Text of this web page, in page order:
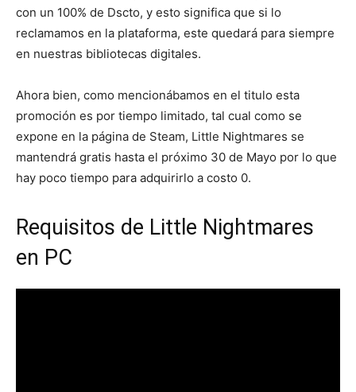
con un 100% de Dscto, y esto significa que si lo
reclamamos en la plataforma, este quedará para siempre
en nuestras bibliotecas digitales.
Ahora bien, como mencionábamos en el titulo esta
promoción es por tiempo limitado, tal cual como se
expone en la página de Steam, Little Nightmares se
mantendrá gratis hasta el próximo 30 de Mayo por lo que
hay poco tiempo para adquirirlo a costo 0.
Requisitos de Little Nightmares
en PC